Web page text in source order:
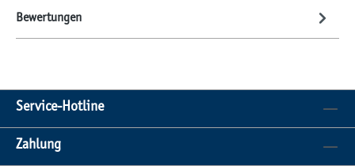
Bewertungen
Service-Hotline
Zahlung